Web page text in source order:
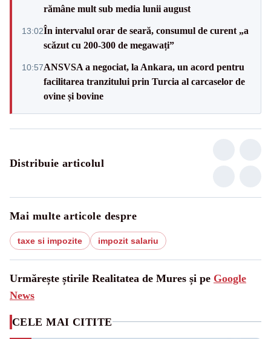
rămâne mult sub media lunii august
13:02În intervalul orar de seară, consumul de curent „a
scăzut cu 200-300 de megawați”
10:57ANSVSA a negociat, la Ankara, un acord pentru
facilitarea tranzitului prin Turcia al carcaselor de
ovine și bovine
Distribuie articolul
Mai multe articole despre
taxe si impozite impozit salariu
Urmărește știrile Realitatea de Mures și pe Google
News
CELE MAI CITITE